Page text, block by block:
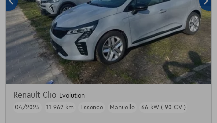
Renault Clio Evolution
04/2025
11.962 km Essence Manuelle 66 kW ( 90 CV )